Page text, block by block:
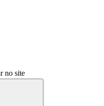
no site